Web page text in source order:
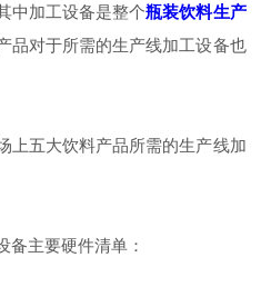
中加工设备是整个瓶装饮料生产
品对于所需的生产线加工设备也
五大饮料产品所需的生产线加
主要硬件清单：